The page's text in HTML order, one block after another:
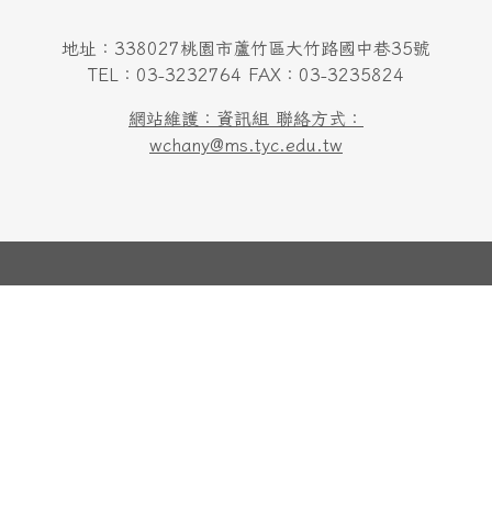
地址：338027桃園市蘆竹區大竹路國中巷35號
TEL：03-3232764 FAX：03-3235824
網站維護：資訊組 聯絡方式：
wchany@ms.tyc.edu.tw